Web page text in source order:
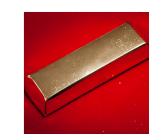
泸溪河回应“桃酥疑吃出3颗金
属牙冠”，张女士已澄清不实视
港股IPO递表第945期：综合性
生物制药集团百利天恒
袁友江：今日黄金行情涨跌趋
势分析思路及操作解析